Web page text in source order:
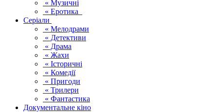
« Музичні
« Еротика
Серіали
« Мелодрами
« Детективи
« Драма
« Жахи
« Історичні
« Комедії
« Пригоди
« Трилери
« Фантастика
Документальне кіно